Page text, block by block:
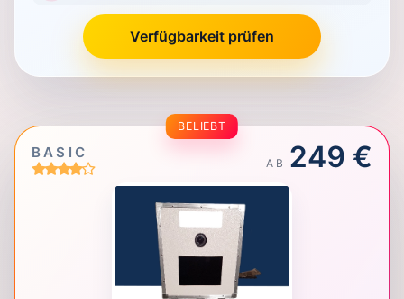
Verfügbarkeit prüfen
BELIEBT
BASIC
AB 249 €